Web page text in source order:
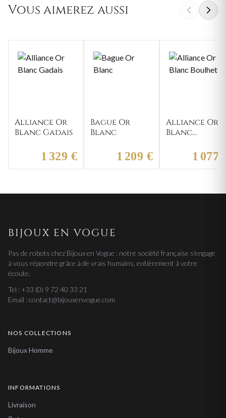
Vous aimerez aussi
Alliance Or
Blanc Gadais
1 329 €
Bague Or
Blanc
1 209 €
Alliance Or
Blanc
1 077
BIJOUX EN VOGUE
Pas de robots chez Bijoux en Vogue : notre société française s'engage
à vous répondre grâce à de vrais humains, entièrement à votre
écoute.
Tel : +33 (0) 9 72 40 33 21
Email : contact@bijouxenvogue.com
NOS COLLECTIONS
Bijoux Homme
INFORMATIONS
Livraison